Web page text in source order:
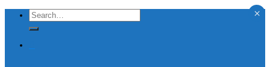
Skip
content
Search
for:
×